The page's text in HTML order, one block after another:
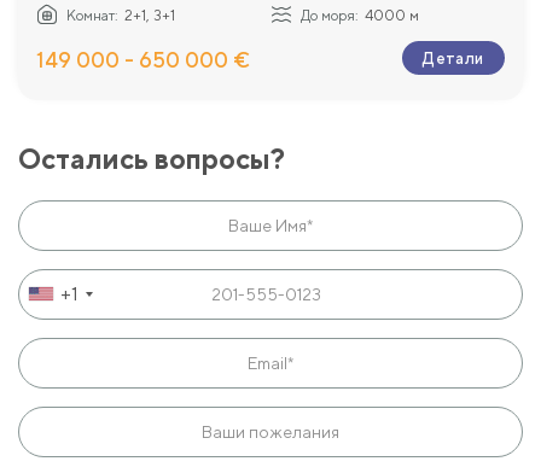
Комнат: 2+1, 3+1 До моря: 4000 м
149 000 - 650 000 € Детали
Остались вопросы?
+1